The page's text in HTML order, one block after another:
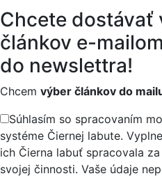
Chcete dostávať
článkov e-
do newslettra!
Chcem výber článkov do
Súhlasím so spracovaním
systéme Čiernej labute.
ich Čierna labuť spracovala
svojej činnosti. Vaše údaje